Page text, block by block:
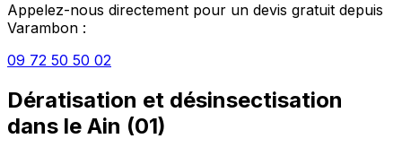
Appelez-nous directement pour un devis gratuit depuis
Varambon :
09 72 50 50 02
Dératisation et désinsectisation
dans le Ain (01)